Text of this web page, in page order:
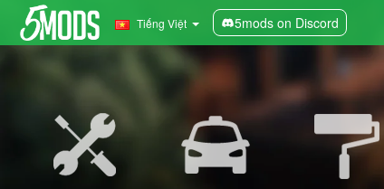
Tiếng Việt 5mods on Discord